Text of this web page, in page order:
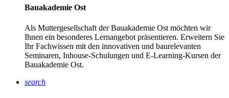
Bauakademie Ost
Als Muttergesellschaft der Bauakademie Ost möchten wir
Ihnen ein besonderes Lernangebot präsentieren. Erweitern Sie
Ihr Fachwissen mit den innovativen und baurelevanten
Seminaren, Inhouse-Schulungen und E-Learning-Kursen der
Bauakademie Ost.
search